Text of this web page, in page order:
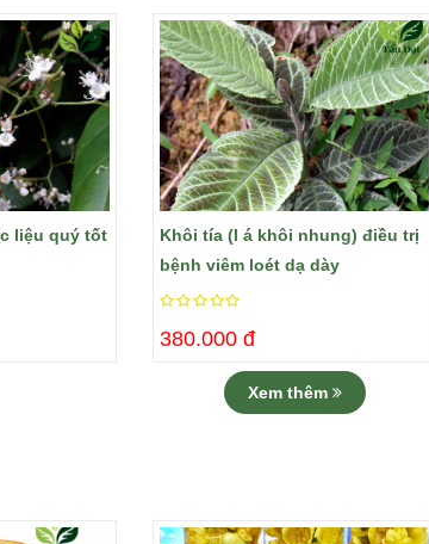
liệu quý tốt
Khôi tía (l á khôi nhung) điều trị
bệnh viêm loét dạ dày
380.000 đ
Xem thêm